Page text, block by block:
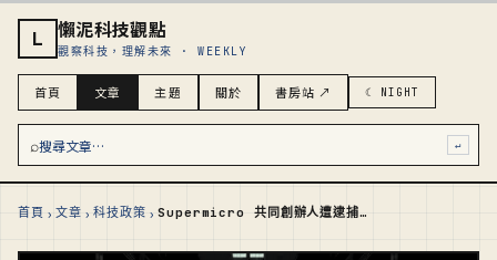
L 懶泥科技觀點
觀察科技，理解未來 · WEEKLY
⌕搜尋文章… ↵
首頁 文章 主題 關於 書房站 ↗ ☾ NIGHT
首頁 › 文章 › 科技政策 › Supermicro 共同創辦人遭逮捕 — 二十五億美元 AI 伺服器走私案的商業解剖